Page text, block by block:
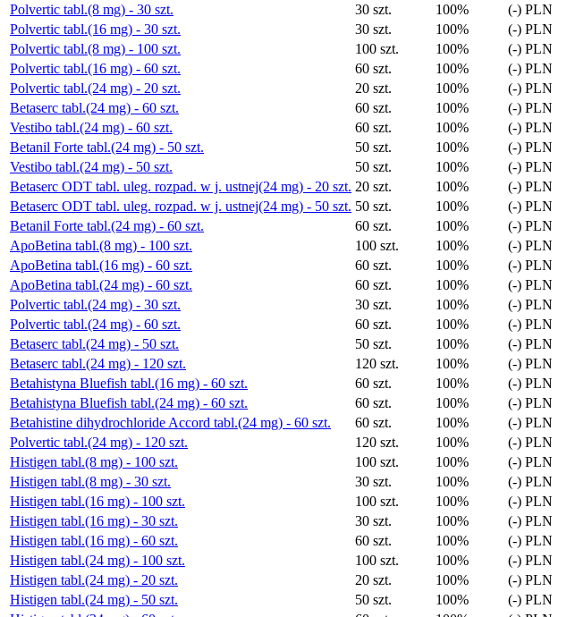
Polvertic tabl.(8 mg) - 30 szt.
30 szt. 100% (-) PLN
Polvertic tabl.(16 mg) - 30 szt.
30 szt. 100% (-) PLN
Polvertic tabl.(8 mg) - 100 szt.
100 szt. 100% (-) PLN
Polvertic tabl.(16 mg) - 60 szt.
60 szt. 100% (-) PLN
Polvertic tabl.(24 mg) - 20 szt.
20 szt. 100% (-) PLN
Betaserc tabl.(24 mg) - 60 szt.
60 szt. 100% (-) PLN
Vestibo tabl.(24 mg) - 60 szt.
60 szt. 100% (-) PLN
Betanil Forte tabl.(24 mg) - 50 szt.
50 szt. 100% (-) PLN
Vestibo tabl.(24 mg) - 50 szt.
50 szt. 100% (-) PLN
Betaserc ODT tabl. uleg. rozpad. w j. ustnej(24 mg) - 20 szt. 20 szt. 100% (-) PLN
Betaserc ODT tabl. uleg. rozpad. w j. ustnej(24 mg) - 50 szt. 50 szt. 100% (-) PLN
Betanil Forte tabl.(24 mg) - 60 szt.
60 szt. 100% (-) PLN
ApoBetina tabl.(8 mg) - 100 szt.
100 szt. 100% (-) PLN
ApoBetina tabl.(16 mg) - 60 szt.
60 szt. 100% (-) PLN
ApoBetina tabl.(24 mg) - 60 szt.
60 szt. 100% (-) PLN
Polvertic tabl.(24 mg) - 30 szt.
30 szt. 100% (-) PLN
Polvertic tabl.(24 mg) - 60 szt.
60 szt. 100% (-) PLN
Betaserc tabl.(24 mg) - 50 szt.
50 szt. 100% (-) PLN
Betaserc tabl.(24 mg) - 120 szt.
120 szt. 100% (-) PLN
Betahistyna Bluefish tabl.(16 mg) - 60 szt.
60 szt. 100% (-) PLN
Betahistyna Bluefish tabl.(24 mg) - 60 szt.
60 szt. 100% (-) PLN
Betahistine dihydrochloride Accord tabl.(24 mg) - 60 szt.
60 szt. 100% (-) PLN
Polvertic tabl.(24 mg) - 120 szt.
120 szt. 100% (-) PLN
Histigen tabl.(8 mg) - 100 szt.
100 szt. 100% (-) PLN
Histigen tabl.(8 mg) - 30 szt.
30 szt. 100% (-) PLN
Histigen tabl.(16 mg) - 100 szt.
100 szt. 100% (-) PLN
Histigen tabl.(16 mg) - 30 szt.
30 szt. 100% (-) PLN
Histigen tabl.(16 mg) - 60 szt.
60 szt. 100% (-) PLN
Histigen tabl.(24 mg) - 100 szt.
100 szt. 100% (-) PLN
Histigen tabl.(24 mg) - 20 szt.
20 szt. 100% (-) PLN
Histigen tabl.(24 mg) - 50 szt.
50 szt. 100% (-) PLN